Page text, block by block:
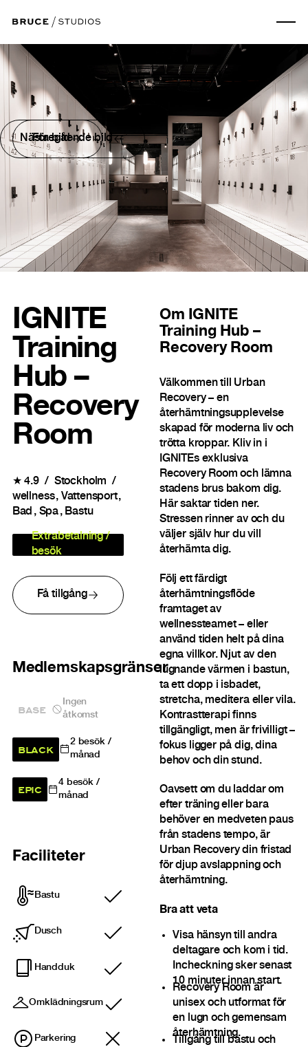
Föregående bild
Nästa bild
IGNITE
Training
Hub –
Recovery
Room
★4.9
Stockholm
wellness Vattensport
Bad
Spa Bastu
Extrabetalning /
besök
Få tillgång
Medlemskapsgränser
BASE
Ingen
åtkomst
BLACK 2besök /
månad
EPIC 4besök /
månad
Faciliteter
Bastu
Ingår
Dusch
Ingår
Handduk
Ingår
Omklädningsrum
Ingår
Parkering
Om IGNITE
Training Hub –
Recovery Room
Välkommen till Urban
Recovery – en
återhämtningsupplevelse
skapad för moderna liv och
trötta kroppar. Kliv in i
IGNITEs exklusiva
Recovery Room och lämna
stadens brus bakom dig.
Här saktar tiden ner.
Stressen rinner av och du
väljer själv hur du vill
återhämta dig.
Följ ett färdigt
återhämtningsflöde
framtaget av
wellnessteamet – eller
använd tiden helt på dina
egna villkor. Njut av den
lugnande värmen i bastun,
ta ett dopp i isbadet,
stretcha, meditera eller vila.
Kontrastterapi finns
tillgängligt, men är frivilligt –
fokus ligger på dig, dina
behov och din stund.
Oavsett om du laddar om
efter träning eller bara
behöver en medveten paus
från stadens tempo, är
Urban Recovery din fristad
för djup avslappning och
återhämtning.
Bra att veta
Visa hänsyn till andra
deltagare och kom i tid.
Incheckning sker senast
10 minuter innan start.
Recovery Room är
unisex och utformat för
en lugn och gemensam
återhämtning.
Tillgång till bastu och